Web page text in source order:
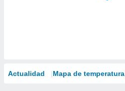
Actualidad Mapa de temperatura